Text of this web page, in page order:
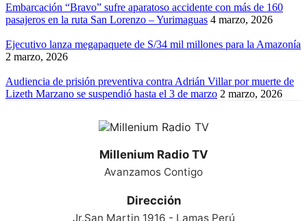
Embarcación “Bravo” sufre aparatoso accidente con más de 160
pasajeros en la ruta San Lorenzo – Yurimaguas 4 marzo, 2026
Ejecutivo lanza megapaquete de S/34 mil millones para la Amazonía
2 marzo, 2026
Audiencia de prisión preventiva contra Adrián Villar por muerte de
Lizeth Marzano se suspendió hasta el 3 de marzo 2 marzo, 2026
Millenium Radio TV
Avanzamos Contigo
Dirección
Jr.San Martin 1916 - Lamas Perú